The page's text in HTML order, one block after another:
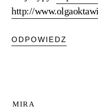
http://
ODPOWIEDZ
MIRA